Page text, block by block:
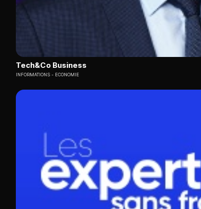
Tech&Co Business
INFORMATIONS ECONOMIE